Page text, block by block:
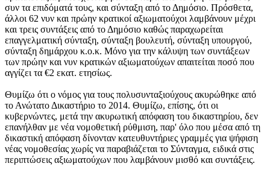
συν τα επιδόματά τους, και σύνταξη από το Δημόσιο. Πρόσθετα,
άλλοι 62 νυν και πρώην κρατικοί αξιωματούχοι λαμβάνουν μέχρι
και τρεις συντάξεις από το Δημόσιο καθώς παραχωρείται
επαγγελματική σύνταξη, σύνταξη βουλευτή, σύνταξη υπουργού,
σύνταξη δημάρχου κ.ο.κ. Μόνο για την κάλυψη των συντάξεων
των πρώην και νυν κρατικών αξιωματούχων απαιτείται ποσό που
αγγίζει τα €2 εκατ. ετησίως.
Θυμίζω ότι ο νόμος για τους πολυσυνταξιούχους ακυρώθηκε από
το Ανώτατο Δικαστήριο το 2014. Θυμίζω, επίσης, ότι οι
κυβερνώντες, μετά την ακυρωτική απόφαση του δικαστηρίου, δεν
επανήλθαν με νέα νομοθετική ρύθμιση, παρ' όλο που μέσα από τη
δικαστική απόφαση δίνονταν κατευθυντήριες γραμμές για ψήφιση
νέας νομοθεσίας χωρίς να παραβιάζεται το Σύνταγμα, ειδικά στις
περιπτώσεις αξιωματούχων που λαμβάνουν μισθό και συντάξεις.